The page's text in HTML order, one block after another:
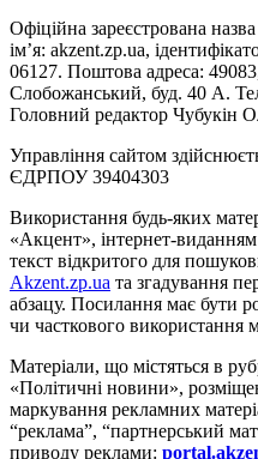
Офіційна зареєстрована
ім’я: akzent.zp.ua,
06127. Поштова адреса:
Слобожанський, буд. 40 А.
Головний редактор Чубукін
Управління сайтом
ЄДРПОУ 39404303
Використання будь-яких
«Акцент», інтернет-
текст відкритого для
Akzent.zp.ua та згадування
абзацу. Посилання має бути
чи часткового використання
Матеріали, що містяться в
«Політичні новини»,
маркування рекламних
“реклама”, “партнерський
приводу реклами: